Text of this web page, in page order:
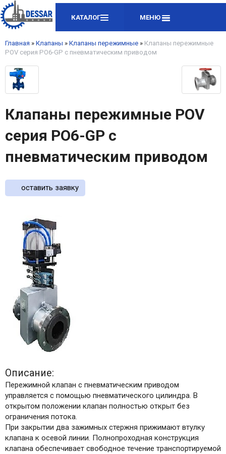
КАТАЛОГ МЕНЮ
Главная » Клапаны » Клапаны пережимные » Клапаны пережимные
POV серия PO6-GP с пневматическим приводом
Клапаны пережимные POV
серия PO6-GP с
пневматическим приводом
оставить заявку
Описание:
Пережимной клапан с пневматическим приводом
управляется с помощью пневматического цилиндра. В
открытом положении клапан полностью открыт без
ограничения потока.
При закрытии два зажимных стержня прижимают втулку
клапана к осевой линии. Полнопроходная конструкция
клапана обеспечивает свободное течение транспортируемой